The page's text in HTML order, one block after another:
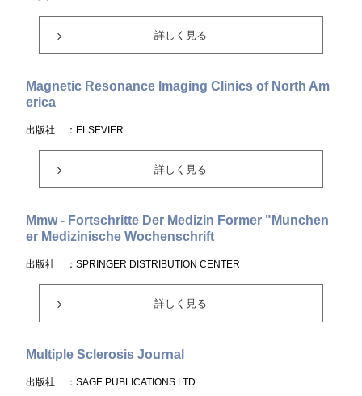
詳しく見る
Magnetic Resonance Imaging Clinics of North Am
erica
出版社 ：ELSEVIER
詳しく見る
Mmw - Fortschritte Der Medizin Former "Munchen
er Medizinische Wochenschrift
出版社 ：SPRINGER DISTRIBUTION CENTER
詳しく見る
Multiple Sclerosis Journal
出版社 ：SAGE PUBLICATIONS LTD.